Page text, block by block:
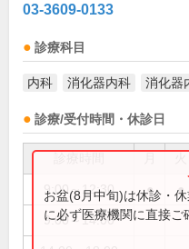
03-3609-0133
診療科目
内科 消化器内科 消化器
診療/受付時間・休診日
9:00～12:30 ● ●
9:00～14:00
お盆(8月中旬)は休診・
に必ず医療機関に直接ご